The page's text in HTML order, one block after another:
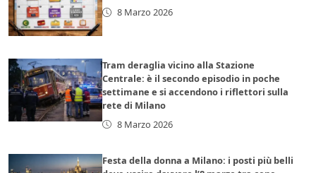
8 Marzo 2026
Tram deraglia vicino alla Stazione
Centrale: è il secondo episodio in poche
settimane e si accendono i riflettori sulla
rete di Milano
8 Marzo 2026
Festa della donna a Milano: i posti più belli